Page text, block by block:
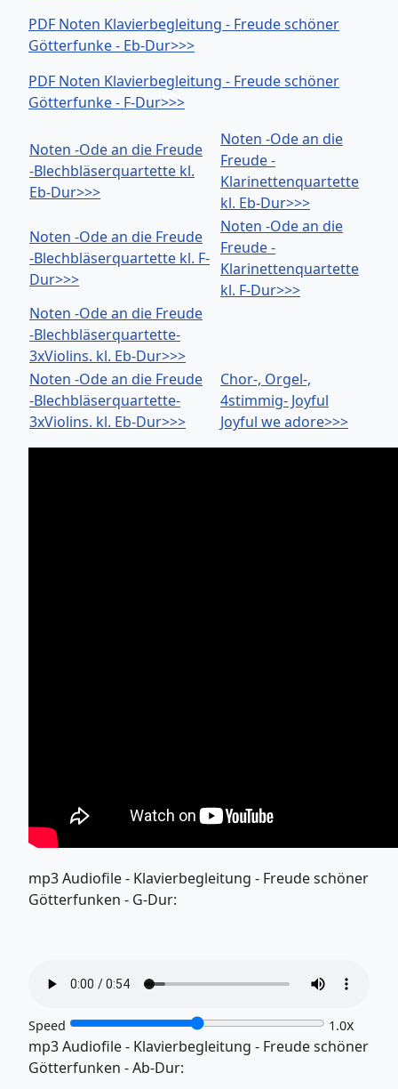
PDF Noten Klavierbegleitung - Freude schöner
Götterfunke - Eb-Dur>>>
PDF Noten Klavierbegleitung - Freude schöner
Götterfunke - F-Dur>>>
Noten -Ode an die Freude
-Blechbläserquartette kl.
Eb-Dur>>>
Noten -Ode an die
Freude -
Klarinettenquartette
kl. Eb-Dur>>>
Noten -Ode an die Freude
-Blechbläserquartette kl. F-
Dur>>>
Noten -Ode an die
Freude -
Klarinettenquartette
kl. F-Dur>>>
Noten -Ode an die Freude
-Blechbläserquartette-
3xViolins. kl. Eb-Dur>>>
Noten -Ode an die Freude
-Blechbläserquartette-
3xViolins. kl. Eb-Dur>>>
Chor-, Orgel-,
4stimmig- Joyful
Joyful we adore>>>
mp3 Audiofile - Klavierbegleitung - Freude schöner
Götterfunken - G-Dur:
Speed 1.0x
mp3 Audiofile - Klavierbegleitung - Freude schöner
Götterfunken - Ab-Dur: